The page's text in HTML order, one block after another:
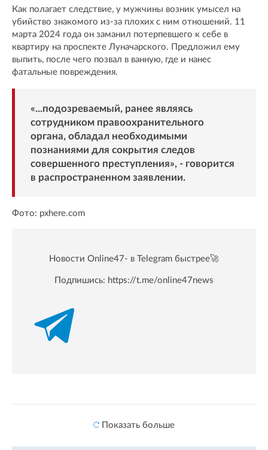
Как полагает следствие, у мужчины возник умысел на
убийство знакомого из-за плохих с ним отношений. 11
марта 2024 года он заманил потерпевшего к себе в
квартиру на проспекте Луначарского. Предложил ему
выпить, после чего позвал в ванную, где и нанес
фатальные повреждения.
«...подозреваемый, ранее являясь
сотрудником правоохранительного
органа, обладал необходимыми
познаниями для сокрытия следов
совершенного преступления», - говорится
в распространенном заявлении.
Фото: pxhere.com
Новости Online47- в Telegram быстрее🚀
Подпишись: https://t.me/online47news
Показать больше